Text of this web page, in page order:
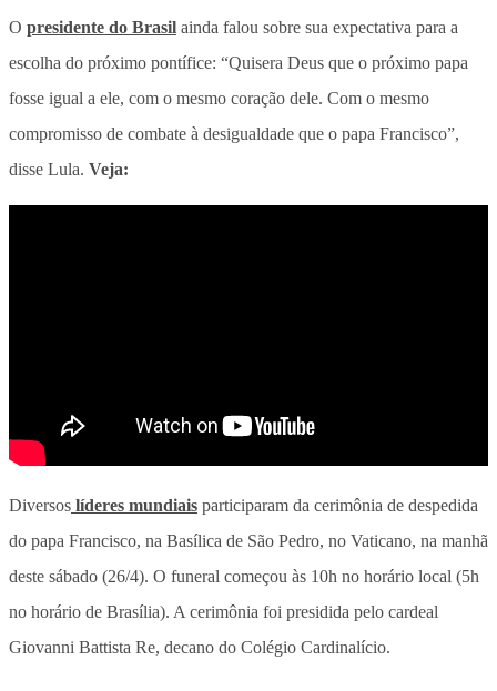
O presidente do Brasil ainda falou sobre sua expectativa para a
escolha do próximo pontífice: “Quisera Deus que o próximo papa
fosse igual a ele, com o mesmo coração dele. Com o mesmo
compromisso de combate à desigualdade que o papa Francisco”,
disse Lula. Veja:
Diversos líderes mundiais participaram da cerimônia de despedida
do papa Francisco, na Basílica de São Pedro, no Vaticano, na manhã
deste sábado (26/4). O funeral começou às 10h no horário local (5h
no horário de Brasília). A cerimônia foi presidida pelo cardeal
Giovanni Battista Re, decano do Colégio Cardinalício.